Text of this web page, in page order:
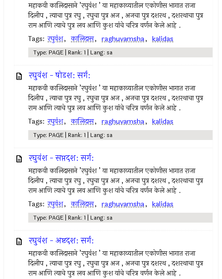
महाकवी कालिदासाने ’रघुवंश ’ या महाकाव्यातील एकोणीस भागात राजा
दिलीप , त्याचा पुत्र रघु , रघुचा पुत्र अज , अजचा पुत्र दशरथ , दशरथाचा पुत्र
राम आणि त्याचे पुत्र लव आणि कुश यांचे चरित्र वर्णन केले आहे .
Tags: रघुवंश, कालिदास, raghuvamsha, kalidas
Type: PAGE | Rank: 1 | Lang: sa
रघुवंश - षोडश: सर्ग:
महाकवी कालिदासाने ’रघुवंश ’ या महाकाव्यातील एकोणीस भागात राजा
दिलीप , त्याचा पुत्र रघु , रघुचा पुत्र अज , अजचा पुत्र दशरथ , दशरथाचा पुत्र
राम आणि त्याचे पुत्र लव आणि कुश यांचे चरित्र वर्णन केले आहे .
Tags: रघुवंश, कालिदास, raghuvamsha, kalidas
Type: PAGE | Rank: 1 | Lang: sa
रघुवंश - सप्तदश: सर्ग:
महाकवी कालिदासाने ’रघुवंश ’ या महाकाव्यातील एकोणीस भागात राजा
दिलीप , त्याचा पुत्र रघु , रघुचा पुत्र अज , अजचा पुत्र दशरथ , दशरथाचा पुत्र
राम आणि त्याचे पुत्र लव आणि कुश यांचे चरित्र वर्णन केले आहे .
Tags: रघुवंश, कालिदास, raghuvamsha, kalidas
Type: PAGE | Rank: 1 | Lang: sa
रघुवंश - अष्टदश: सर्ग:
महाकवी कालिदासाने ’रघुवंश ’ या महाकाव्यातील एकोणीस भागात राजा
दिलीप , त्याचा पुत्र रघु , रघुचा पुत्र अज , अजचा पुत्र दशरथ , दशरथाचा पुत्र
राम आणि त्याचे पुत्र लव आणि कुश यांचे चरित्र वर्णन केले आहे .